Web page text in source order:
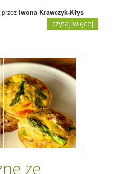
przez Iwona Krawczyk-Kłys
czytaj więcej
ze